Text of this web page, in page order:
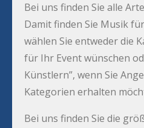
Bei uns finden Sie alle
Damit finden Sie Musik
wählen Sie entweder die
für Ihr Event wünschen
Künstlern”, wenn Sie
Kategorien erhalten
Bei uns finden Sie die